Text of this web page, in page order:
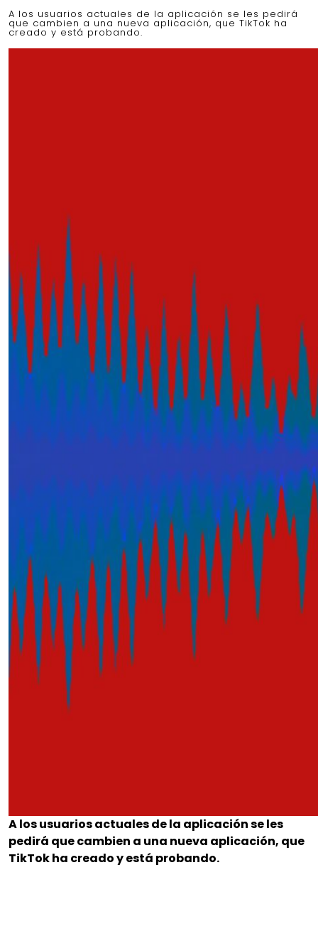
A los usuarios actuales de la aplicación se les pedirá
que cambien a una nueva aplicación, que TikTok ha
creado y está probando.
A los usuarios actuales de la aplicación se les
pedirá que cambien a una nueva aplicación, que
TikTok ha creado y está probando.